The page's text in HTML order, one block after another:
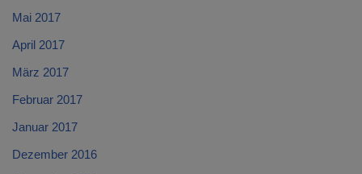
Mai 2017
April 2017
März 2017
Februar 2017
Januar 2017
Dezember 2016